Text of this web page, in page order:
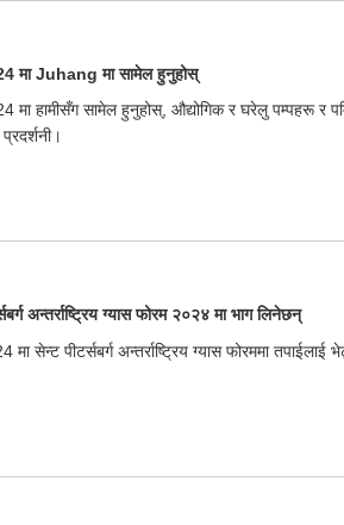
मा Juhang मा सामेल हुनुहोस्
मा हामीसँग सामेल हुनुहोस्, औद्योगिक र घरेलु पम्पहरू र
प्रदर्शनी।
अन्तर्राष्ट्रिय ग्यास फोरम २०२४ मा भाग लिनेछन्
मा सेन्ट पीटर्सबर्ग अन्तर्राष्ट्रिय ग्यास फोरममा